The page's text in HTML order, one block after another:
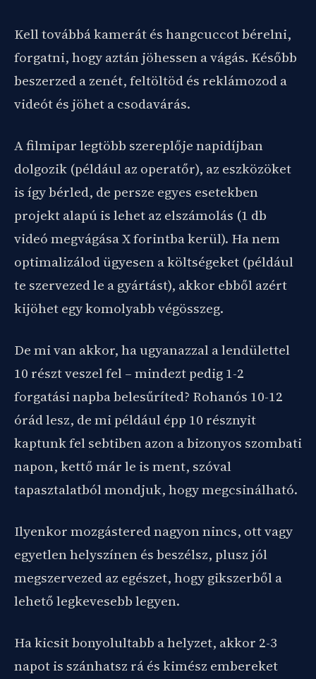
Kell továbbá kamerát és hangcuccot bérelni,
forgatni, hogy aztán jöhessen a vágás. Később
beszerzed a zenét, feltöltöd és reklámozod a
videót és jöhet a csodavárás.
A filmipar legtöbb szereplője napidíjban
dolgozik (például az operatőr), az eszközöket
is így bérled, de persze egyes esetekben
projekt alapú is lehet az elszámolás (1 db
videó megvágása X forintba kerül). Ha nem
optimalizálod ügyesen a költségeket (például
te szervezed le a gyártást), akkor ebből azért
kijöhet egy komolyabb végösszeg.
De mi van akkor, ha ugyanazzal a lendülettel
10 részt veszel fel – mindezt pedig 1-2
forgatási napba belesűríted? Rohanós 10-12
órád lesz, de mi például épp 10 résznyit
kaptunk fel sebtiben azon a bizonyos szombati
napon, kettő már le is ment, szóval
tapasztalatból mondjuk, hogy megcsinálható.
Ilyenkor mozgástered nagyon nincs, ott vagy
egyetlen helyszínen és beszélsz, plusz jól
megszervezed az egészet, hogy gikszerből a
lehető legkevesebb legyen.
Ha kicsit bonyolultabb a helyzet, akkor 2-3
napot is szánhatsz rá és kimész embereket